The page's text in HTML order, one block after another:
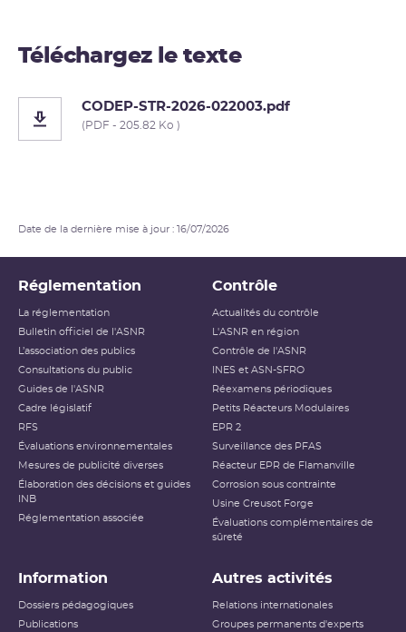
Téléchargez le texte
CODEP-STR-2026-022003.pdf
(PDF - 205.82 Ko )
Date de la dernière mise à jour : 16/07/2026
Réglementation
La réglementation
Bulletin officiel de l'ASNR
L’association des publics
Consultations du public
Guides de l'ASNR
Cadre législatif
RFS
Évaluations environnementales
Mesures de publicité diverses
Élaboration des décisions et guides
INB
Réglementation associée
Contrôle
Actualités du contrôle
L'ASNR en région
Contrôle de l'ASNR
INES et ASN-SFRO
Réexamens périodiques
Petits Réacteurs Modulaires
EPR 2
Surveillance des PFAS
Réacteur EPR de Flamanville
Corrosion sous contrainte
Usine Creusot Forge
Évaluations complémentaires de
sûreté
Information
Dossiers pédagogiques
Publications
Autres activités
Relations internationales
Groupes permanents d'experts